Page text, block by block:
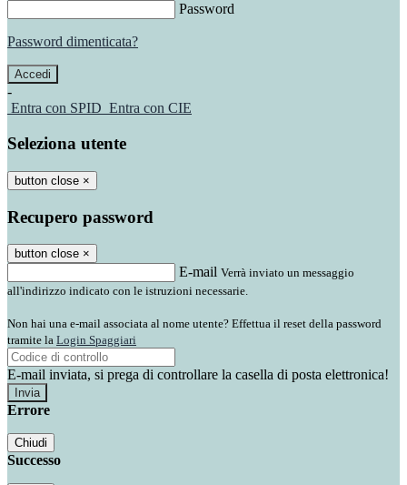
Password
Password dimenticata?
-
Entra con SPID Entra con CIE
Seleziona utente
button close ×
Recupero password
button close ×
E-mail Verrà inviato un messaggio
all'indirizzo indicato con le istruzioni necessarie.
Non hai una e-mail associata al nome utente? Effettua il reset della password
tramite la Login Spaggiari
E-mail inviata, si prega di controllare la casella di posta elettronica!
Errore
Chiudi
Successo